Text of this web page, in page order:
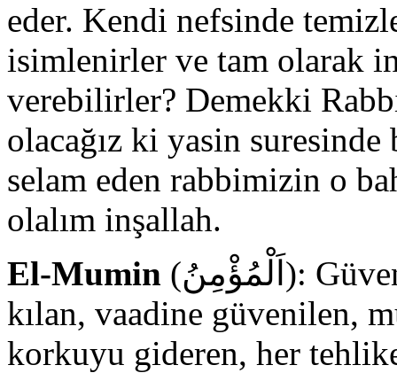
eder. Kendi nefsinde
isimlenirler ve tam olarak
verebilirler? Demekki
olacağız ki yasin
selam eden rabbimizin o
olalım inşallah.
El-Mumin (اَلْمُؤْمِنُ): Güven veren, inananları güvenlikte
kılan, vaadine güvenilen,
korkuyu gideren, her